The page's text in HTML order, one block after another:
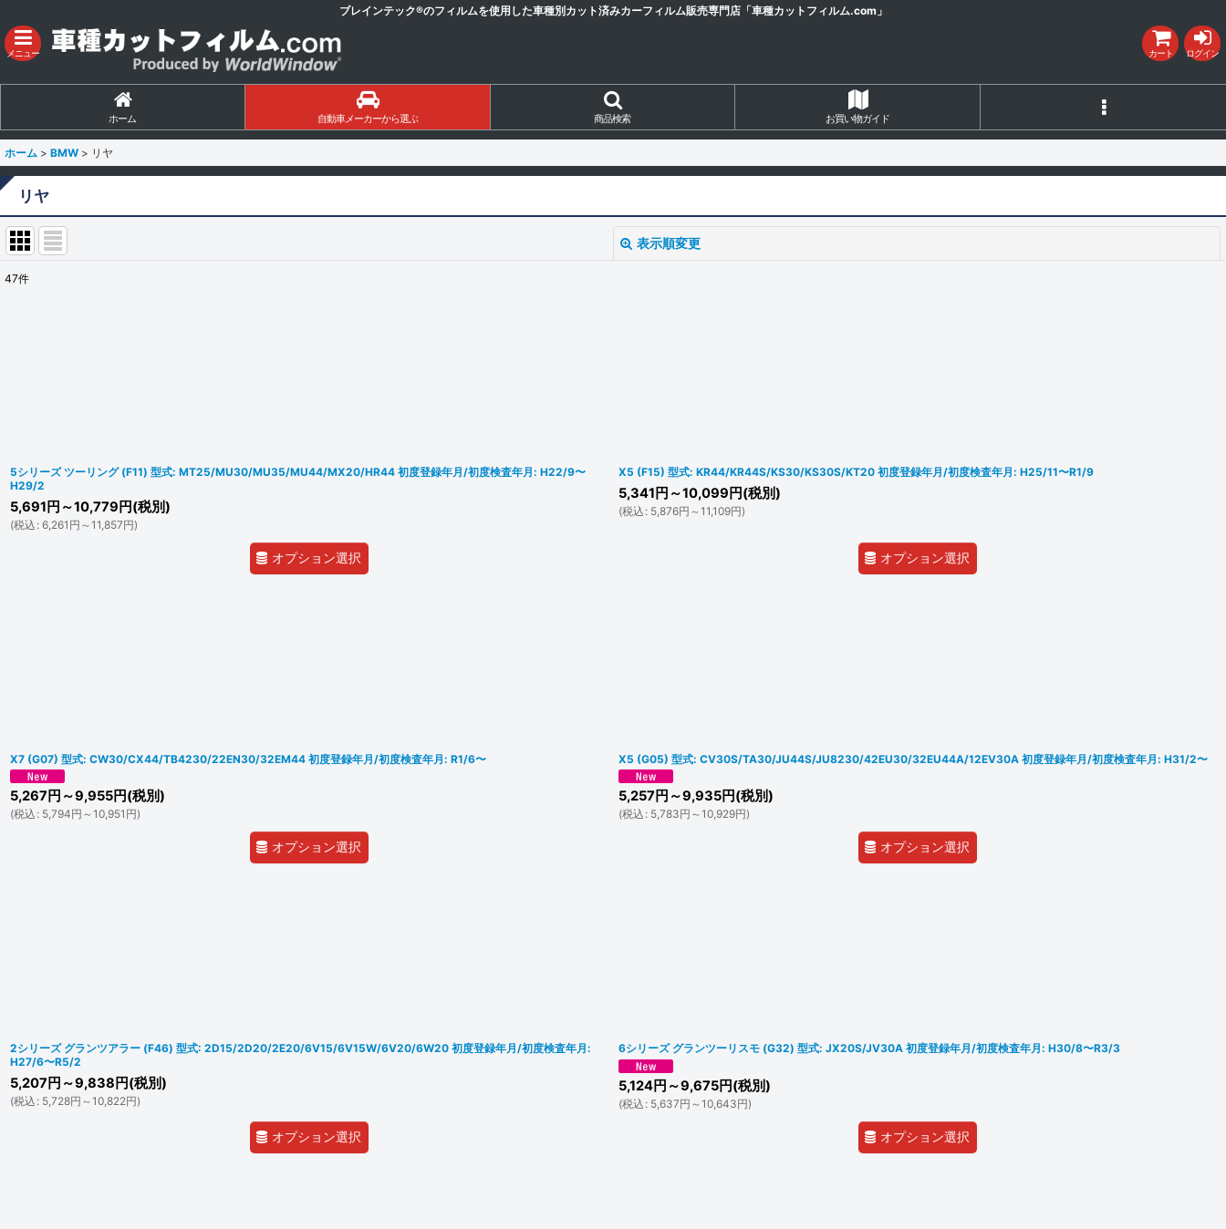
ブレインテック®のフィルムを使用した車種別カット済みカーフィルム販売専門店「車種カットフィルム.com」
メニュー カート ログイン
ホーム 自動車メーカーから選ぶ 商品検索 お買い物ガイド
ホーム > BMW > リヤ
リヤ
表示順変更
47件
5シリーズ ツーリング (F11) 型式: MT25/MU30/MU35/MU44/MX20/HR44 初度登録年月/初度検査年月: H22/9〜
H29/2
5,691 円 ～10,779 円(税別)
(税込 : 6,261 円 ～11,857円)
オプション選択
X5 (F15) 型式: KR44/KR44S/KS30/KS30S/KT20 初度登録年月/初度検査年月: H25/11〜R1/9
5,341 円 ～10,099 円(税別)
(税込 : 5,876円 ～11,109円)
オプション選択
X7 (G07) 型式: CW30/CX44/TB4230/22EN30/32EM44 初度登録年月/初度検査年月: R1/6〜
5,267 円 ～9,955円(税別)
(税込 : 5,794円 ～10,951 円)
オプション選択
X5 (G05) 型式: CV30S/TA30/JU44S/JU8230/42EU30/32EU44A/12EV30A 初度登録年月/初度検査年月: H31/2〜
5,257 円 ～9,935円(税別)
(税込 : 5,783円 ～10,929円)
オプション選択
2シリーズ グランツアラー (F46) 型式: 2D15/2D20/2E20/6V15/6V15W/6V20/6W20 初度登録年月/初度検査年月:
H27/6〜R5/2
5,207 円 ～9,838 円(税別)
(税込 : 5,728円 ～10,822円)
オプション選択
6シリーズ グランツーリスモ (G32) 型式: JX20S/JV30A 初度登録年月/初度検査年月: H30/8〜R3/3
5,124円 ～9,675円(税別)
(税込 : 5,637円 ～10,643円)
オプション選択